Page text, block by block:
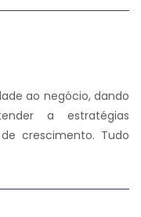
ao negócio, dando
a estratégias
crescimento. Tudo